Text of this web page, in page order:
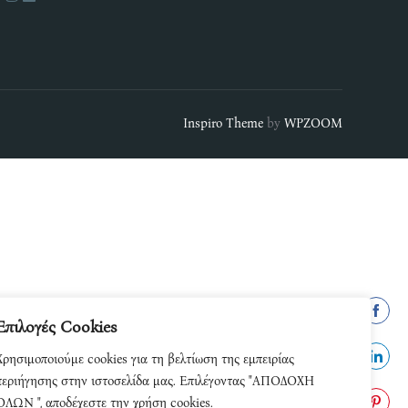
Cookies
cookies για τη βελτίωση της εμπειρίας
στην ιστοσελίδα μας. Επιλέγοντας "ΑΠΟΔΟΧΗ
", αποδέχεστε την χρήση cookies.
Inspiro Theme by WPZOOM
on